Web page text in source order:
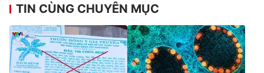
TIN CÙNG CHUYÊN MỤC